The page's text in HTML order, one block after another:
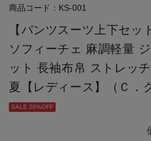
商品コード： KS-001
【パンツスーツ上下セッ
ソフィーチェ 麻調軽量
ット 長袖布帛 ストレッ
夏【レディース】（Ｃ．
SALE 20%OFF